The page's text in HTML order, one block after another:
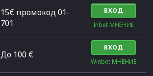
15€ промокод 01-
701
ВХОД
Inbet МНЕНИЕ
До 100 €
ВХОД
Winbet МНЕНИЕ